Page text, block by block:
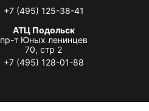
+7 (495) 125-38-41
АТЦ Подольск
пр-т Юных ленинцев
70, стр 2
+7 (495) 128-01-88